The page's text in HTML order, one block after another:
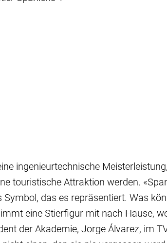
ingenieurtechnische
touristische Attraktion werden.
das es repräsentiert. Was
eine Stierfigur mit nach Hause,
der Akademie, Jorge Álvarez, im